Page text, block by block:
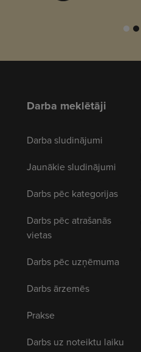
Darba meklētāji
Darba sludinājumi
Jaunākie sludinājumi
Darbs pēc kategorijas
Darbs pēc atrašanās
vietas
Darbs pēc uzņēmuma
Darbs ārzemēs
Prakse
Darbs uz noteiktu laiku